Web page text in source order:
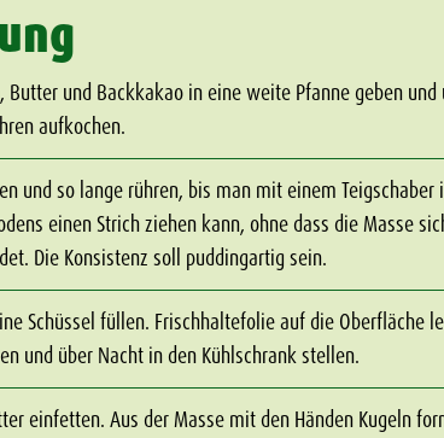
Butter und Backkakao in eine weite Pfanne geben und
aufkochen.
und so lange rühren, bis man mit einem
einen Strich ziehen kann, ohne dass die Masse
Die Konsistenz soll puddingartig sein.
Schüssel füllen. Frischhaltefolie auf die Oberfläche
und über Nacht in den Kühlschrank stellen.
einfetten. Aus der Masse mit den Händen Kugeln